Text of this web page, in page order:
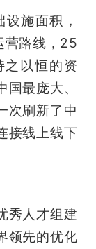
施面积，
营路线，25
之以恒的资
最庞大、
次刷新了中
接线上线下
秀人才组建
领先的优化